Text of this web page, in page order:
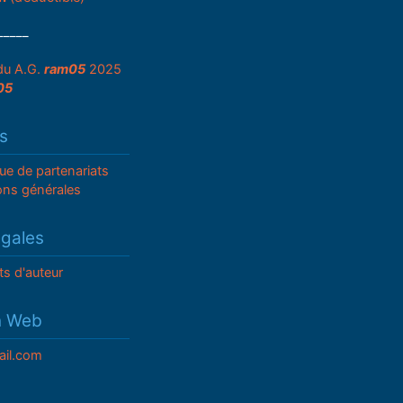
A.G. ram052025
de partenariats
générales
d'auteur
Web